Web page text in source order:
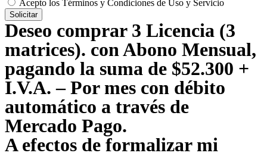
Acepto los Términos y Condiciones de Uso y Servicio
Solicitar
Deseo comprar 3 Licencia (3
matrices). con Abono Mensual,
pagando la suma de $52.300 +
I.V.A. – Por mes con débito
automático a través de
Mercado Pago.
A efectos de formalizar mi